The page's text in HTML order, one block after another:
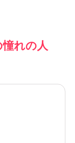
憧れの人